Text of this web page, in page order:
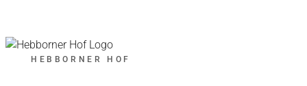
HEBBORNER HOF